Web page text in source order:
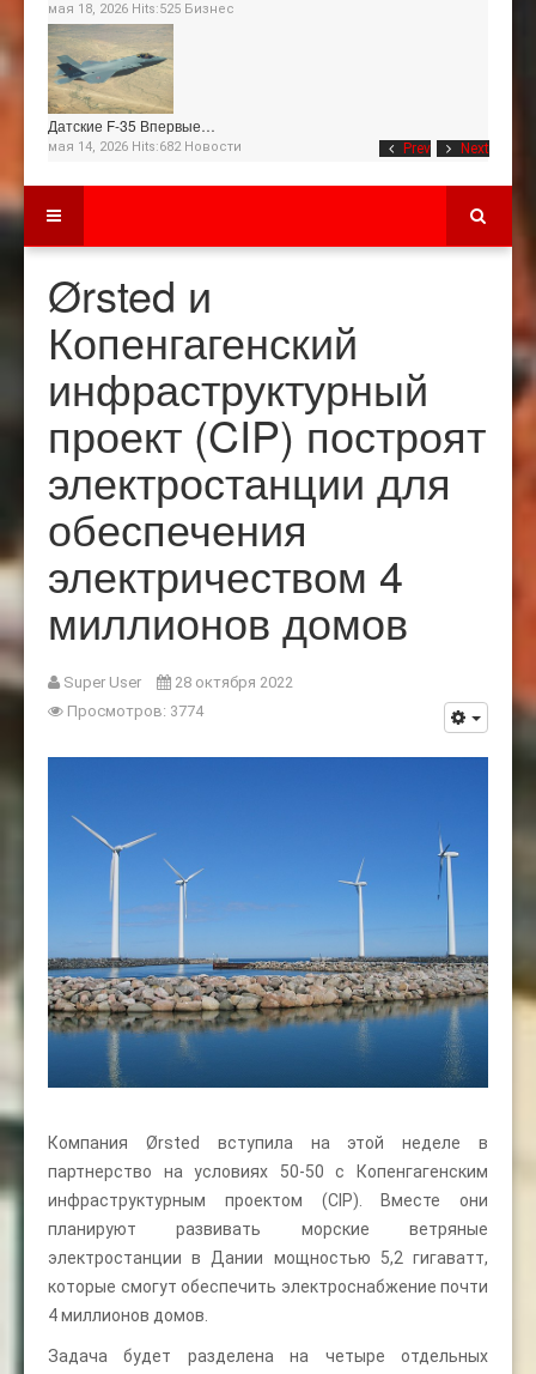
Prev Next
мая 18, 2026 Hits:525 Бизнес
Датские F-35 Впервые…
мая 14, 2026 Hits:682 Новости
Ørsted и
Копенгагенский
инфраструктурный
проект (CIP) построят
электростанции для
обеспечения
электричеством 4
миллионов домов
Super User
28 октября 2022
Просмотров: 3774
Компания Ørsted вступила на этой неделе в
партнерство на условиях 50-50 с Копенгагенским
инфраструктурным проектом (CIP). Вместе они
планируют развивать морские ветряные
электростанции в Дании мощностью 5,2 гигаватт,
которые смогут обеспечить электроснабжение почти
4 миллионов домов.
Задача будет разделена на четыре отдельных